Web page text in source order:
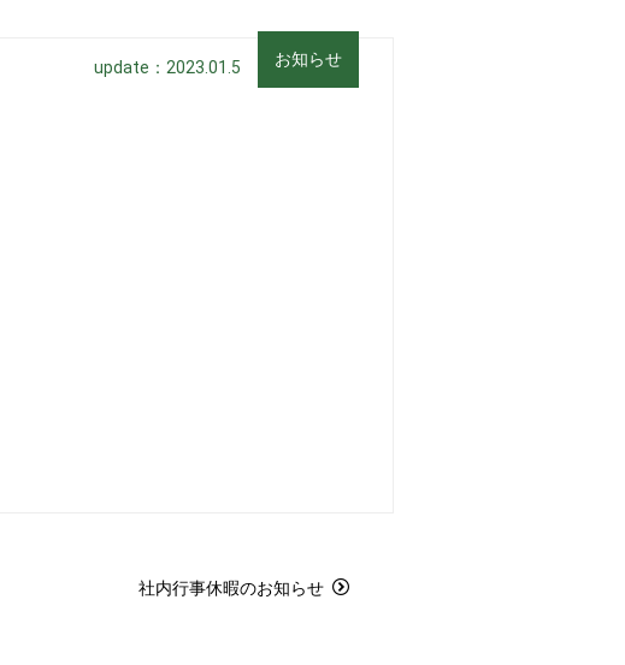
update：2023.01.5 お知らせ
社内行事休暇のお知らせ